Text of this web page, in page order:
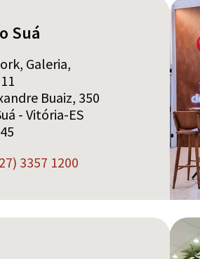
Suá
Galeria,
Buaiz, 350
- Vitória-ES
3357 1200